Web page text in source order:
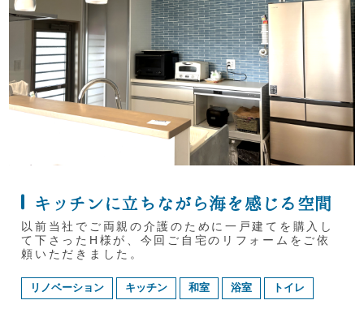
キッチンに立ちながら海を感じる空間
以前当社でご両親の介護のために一戸建てを購入し
て下さったH様が、今回ご自宅のリフォームをご依
頼いただきました。
リノベーション キッチン 和室 浴室 トイレ